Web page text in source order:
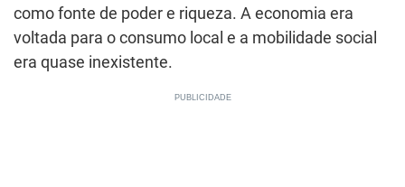
como fonte de poder e riqueza. A economia era
voltada para o consumo local e a mobilidade social
era quase inexistente.